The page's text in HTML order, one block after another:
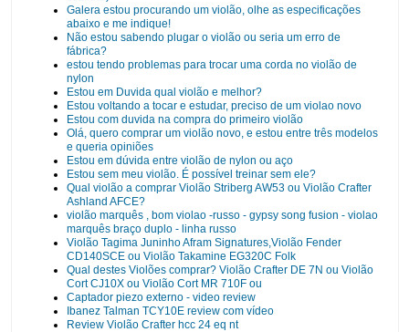
Galera estou procurando um violão, olhe as especificações
abaixo e me indique!
Não estou sabendo plugar o violão ou seria um erro de
fábrica?
estou tendo problemas para trocar uma corda no violão de
nylon
Estou em Duvida qual violão e melhor?
Estou voltando a tocar e estudar, preciso de um violao novo
Estou com duvida na compra do primeiro violão
Olá, quero comprar um violão novo, e estou entre três modelos
e queria opiniões
Estou em dúvida entre violão de nylon ou aço
Estou sem meu violão. É possível treinar sem ele?
Qual violão a comprar Violão Striberg AW53 ou Violão Crafter
Ashland AFCE?
violão marquês , bom violao -russo - gypsy song fusion - violao
marquês braço duplo - linha russo
Violão Tagima Juninho Afram Signatures,Violão Fender
CD140SCE ou Violão Takamine EG320C Folk
Qual destes Violões comprar? Violão Crafter DE 7N ou Violão
Cort CJ10X ou Violão Cort MR 710F ou
Captador piezo externo - video review
Ibanez Talman TCY10E review com vídeo
Review Violão Crafter hcc 24 eq nt